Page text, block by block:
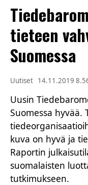
tieteen
Suomessa
Uutiset 14.11.2019
Uusin
Suomessa hyvää.
kuva on hyvä ja
Raportin
suomalaisten
tutkimukseen.